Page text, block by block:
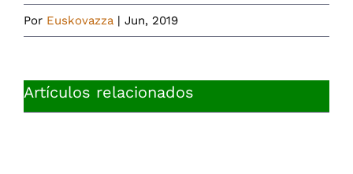
Por Euskovazza | Jun, 2019
Artículos relacionados